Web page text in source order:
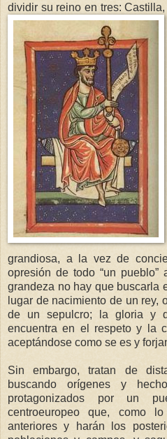
dividir su reino en tres:
grandiosa, a la vez de
opresión de todo “un
grandeza no hay que buscarla
lugar de nacimiento de un rey,
de un sepulcro; la gloria y
encuentra en el respeto y la
aceptándose como se es y
Sin embargo, tratan de
buscando orígenes y
protagonizados por un
centroeuropeo que, como
anteriores y harán los